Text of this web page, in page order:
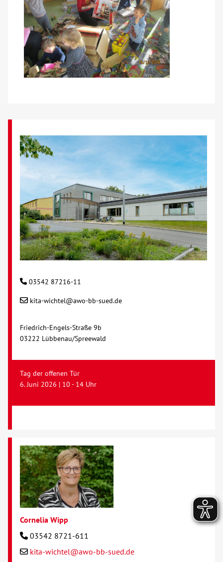
03542 87216-11
kita-wichtel@awo-bb-sued.de
Friedrich-Engels-Straße 9b
03222 Lübbenau/Spreewald
Tag der offenen Tür
6. Juni 2026 | 10 - 14 Uhr
Cornelia Wipp
03542 8721-611
kita-wichtel@awo-bb-sued.de